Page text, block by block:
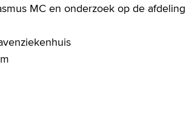
MC en onderzoek op de afdeling